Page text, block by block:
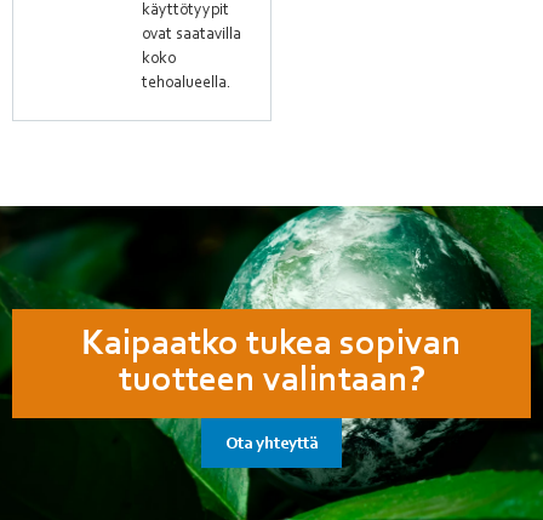
käyttötyypit
ovat saatavilla
koko
tehoalueella.
Kaipaatko tukea sopivan
tuotteen valintaan?
Ota yhteyttä